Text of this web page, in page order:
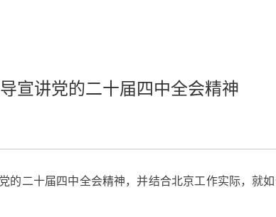
宣讲党的二十届四中全会精神
的二十届四中全会精神，并结合北京工作实际，就